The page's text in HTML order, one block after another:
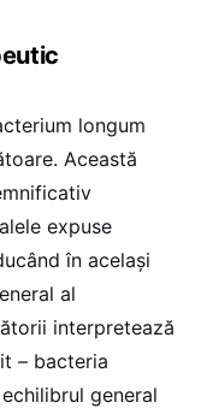
longum
Această
expuse
în același
al
interpretează
– bacteria
general